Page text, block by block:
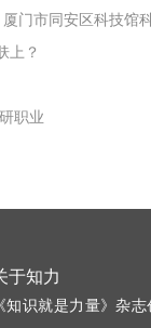
学小记者探寻阿基米德力学
上？
职业
于知力
《知识就是力量》杂